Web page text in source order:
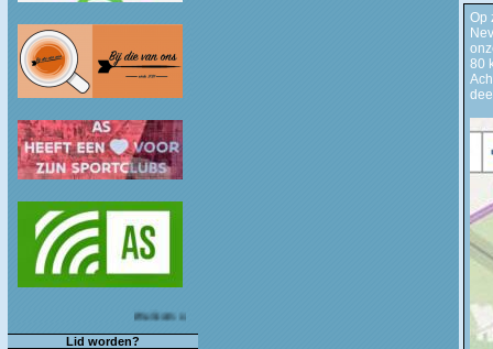
Welkom op de blog van WTC Sportief As!
Lid worden?
Op
80